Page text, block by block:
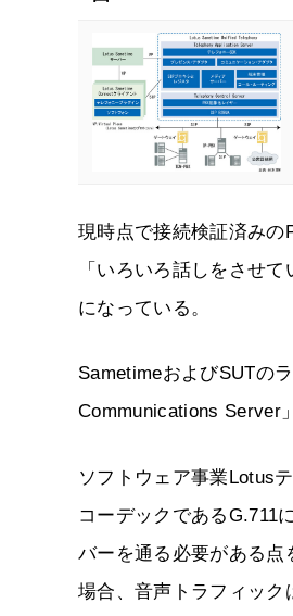
現時点で接続検証済みの
「いろいろ話しをさせ
になっている。
SametimeおよびSUTの
Communications Server
ソフトウェア事業Lotus
コーデックであるG.711
バーを通る必要がある点
場合、音声トラフィック